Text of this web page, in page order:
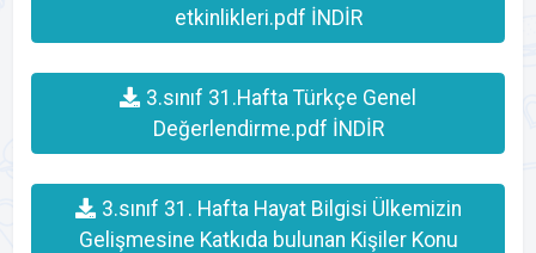
etkinlikleri.pdf İNDİR
3.sınıf 31.Hafta Türkçe Genel
Değerlendirme.pdf İNDİR
3.sınıf 31. Hafta Hayat Bilgisi Ülkemizin
Gelişmesine Katkıda bulunan Kişiler Konu